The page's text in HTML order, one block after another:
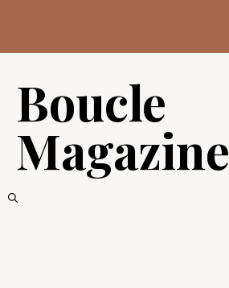
contenu
Boucle
Magazine